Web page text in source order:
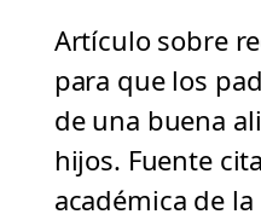
Artículo sobre
para que los
de una buena
hijos. Fuente
académica de la